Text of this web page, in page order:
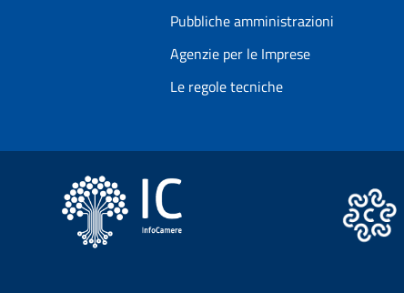
Pubbliche amministrazioni
Agenzie per le Imprese
Le regole tecniche